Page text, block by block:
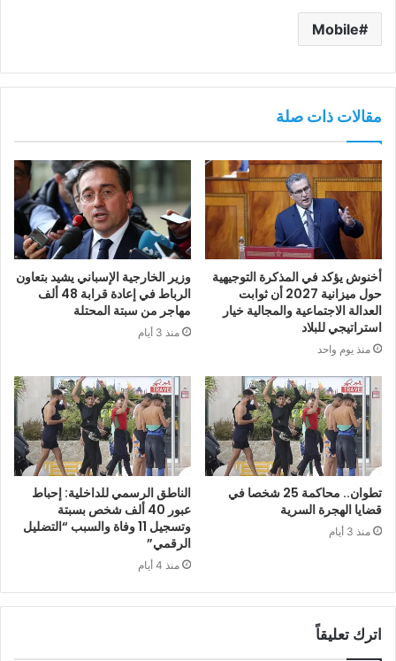
Mobile
مقالات ذات صلة
أخنوش يؤكد في المذكرة التوجيهية
حول ميزانية 2027 أن ثوابت
العدالة الاجتماعية والمجالية خيار
استراتيجي للبلاد
منذ يوم واحد
وزير الخارجية الإسباني يشيد بتعاون
الرباط في إعادة قرابة 48 ألف
مهاجر من سبتة المحتلة
منذ 3 أيام
تطوان.. محاكمة 25 شخصا في
قضايا الهجرة السرية
منذ 3 أيام
الناطق الرسمي للداخلية: إحباط
عبور 40 ألف شخص بسبتة
وتسجيل 11 وفاة والسبب “التضليل
الرقمي”
منذ 4 أيام
اترك تعليقاً